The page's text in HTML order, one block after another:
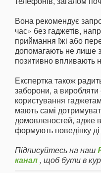
Вона рекомендує
час» без гаджетів,
приймання їжі або
допомагають не лише
позитивно впливають
Експертка також
заборони, а виробляти
користування
мають самі
домовленостей, адже
формують поведінку
Підписуйтесь на наш
канал, щоб бути в